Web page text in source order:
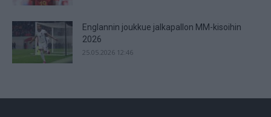
Englannin joukkue jalkapallon MM-kisoihin
2026
25.05.2026 12:46